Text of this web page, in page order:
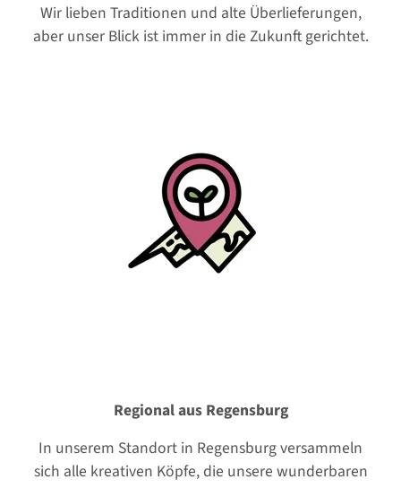
Wir lieben Traditionen und alte Überlieferungen,
aber unser Blick ist immer in die Zukunft gerichtet.
Regional aus Regensburg
In unserem Standort in Regensburg versammeln
sich alle kreativen Köpfe, die unsere wunderbaren